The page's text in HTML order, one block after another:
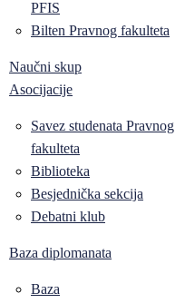
PFIS
Bilten Pravnog fakulteta
Naučni skup
Asocijacije
Savez studenata Pravnog
fakulteta
Biblioteka
Besjednička sekcija
Debatni klub
Baza diplomanata
Baza